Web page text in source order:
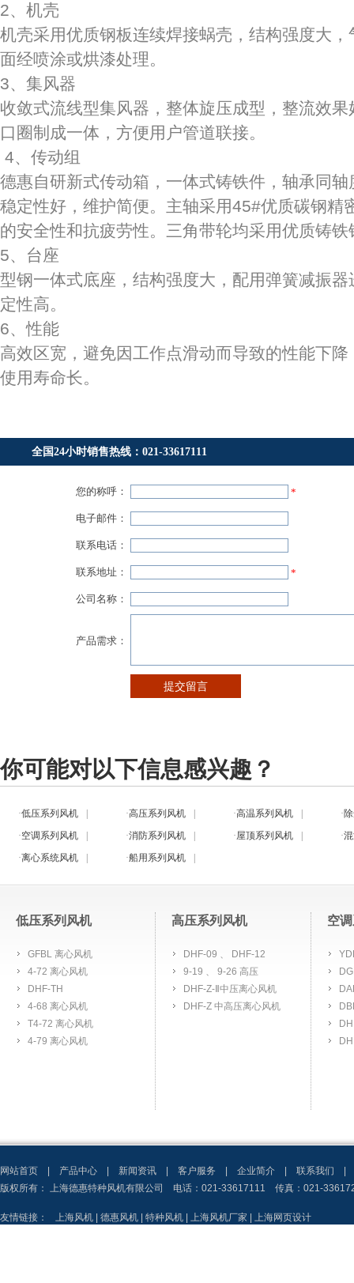
2、机壳
机壳采用优质钢板连续焊接蜗壳，结构强度大
面经喷涂或烘漆处理。
3、集风器
收敛式流线型集风器，整体旋压成型，整流效
口圈制成一体，方便用户管道联接。
4、传动组
德惠自研新式传动箱，一体式铸铁件，轴承同
稳定性好，维护简便。主轴采用45#优质碳钢精
的安全性和抗疲劳性。三角带轮均采用优质铸
5、台座
型钢一体式底座，结构强度大，配用弹簧减振
定性高。
6、性能
高效区宽，避免因工作点滑动而导致的性能下
使用寿命长。
你可能对以下信息感兴趣？
·低压系列风机 ·高压系列风机 ·高温系列风机 ·
·空调系列风机 ·消防系列风机 ·屋顶系列风机 ·
·离心系统风机 ·船用系列风机
低压系列风机
GFBL 离心风机
4-72 离心风机
DHF-TH
4-68 离心风机
T4-72 离心风机
4-79 离心风机
高压系列风机
DHF-09 、 DHF-12
9-19 、 9-26 高压
DHF-Z-Ⅱ中压离心风机
DHF-Z 中高压离心风机
空
网站首页 产品中心 新闻资讯 客户服务 企业简介 联系我们
版权所有： 上海德惠特种风机有限公司 电话：021-33617111 传真：021-
友情链接： 上海风机 德惠风机 特种风机 上海风机厂家 上海网页设计